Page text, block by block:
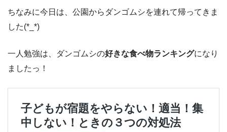
ちなみに今日は、公園からダンゴムシを連れて帰ってきま
した(*_*)
一人勉強は、ダンゴムシの好きな食べ物ランキングになり
ましたっ！